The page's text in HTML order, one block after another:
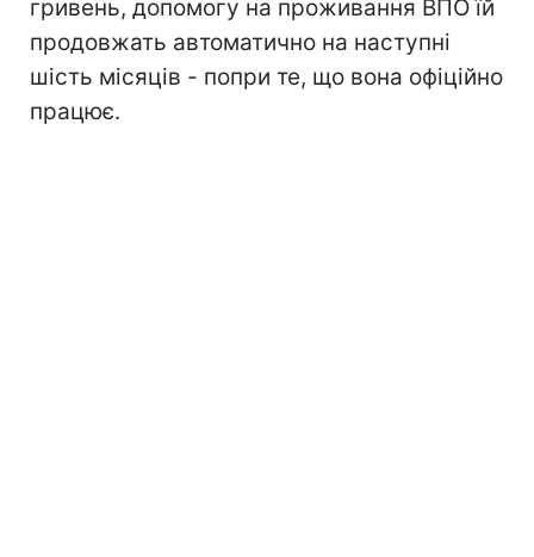
гривень, допомогу на проживання ВПО їй
продовжать автоматично на наступні
шість місяців - попри те, що вона офіційно
працює.